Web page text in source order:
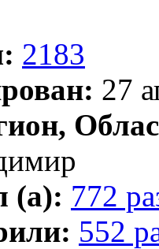
2183
27
(а): 772
552